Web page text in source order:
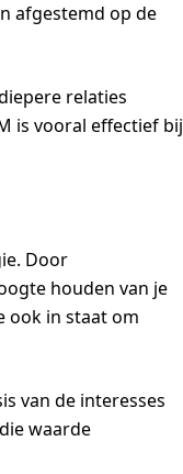
afgestemd op de
relaties
is vooral effectief bij
Door
houden van je
ook in staat om
van de interesses
waarde